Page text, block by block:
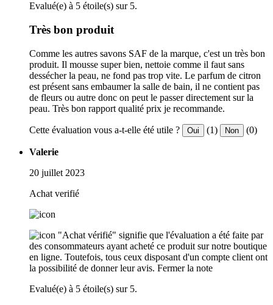
Evalué(e) à 5 étoile(s) sur 5.
Très bon produit
Comme les autres savons SAF de la marque, c'est un très bon
produit. Il mousse super bien, nettoie comme il faut sans
dessécher la peau, ne fond pas trop vite. Le parfum de citron
est présent sans embaumer la salle de bain, il ne contient pas
de fleurs ou autre donc on peut le passer directement sur la
peau. Très bon rapport qualité prix je recommande.
Cette évaluation vous a-t-elle été utile ? Oui (1) Non (0)
Valerie
20 juillet 2023
Achat verifié
"Achat vérifié" signifie que l'évaluation a été faite par
des consommateurs ayant acheté ce produit sur notre boutique
en ligne. Toutefois, tous ceux disposant d'un compte client ont
la possibilité de donner leur avis. Fermer la note
Evalué(e) à 5 étoile(s) sur 5.